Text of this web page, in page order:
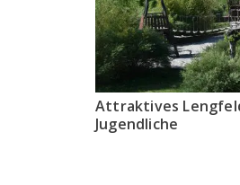
Attraktives
Jugendliche